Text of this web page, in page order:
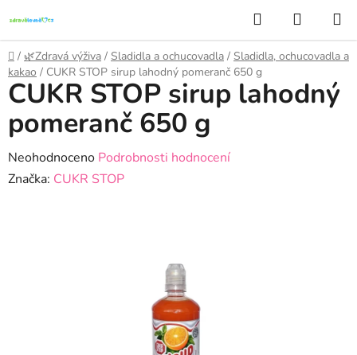
na
obsah
Hledat
KOŠÍK
Domů
/ 🌿Zdravá výživa / Sladidla a ochucovadla / Sladidla, ochucovadla a
kakao / CUKR STOP sirup lahodný pomeranč 650 g
CUKR STOP sirup lahodný
pomeranč 650 g
Průměrné
hodnocení
Neohodnoceno Podrobnosti hodnocení
Značka: CUKR STOP